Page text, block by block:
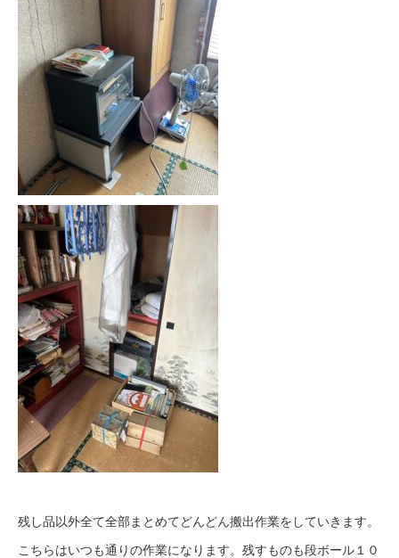
残し品以外全て全部まとめてどんどん搬出作業をしていきます。
こちらはいつも通りの作業になります。残すものも段ボール１０